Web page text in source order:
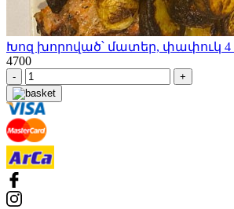
Խոզ խորոված՝ մատեր, փափուկ 4
4700
- +